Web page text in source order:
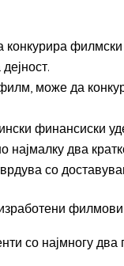
може да
финансиски
најмалку два
со
со најмногу два